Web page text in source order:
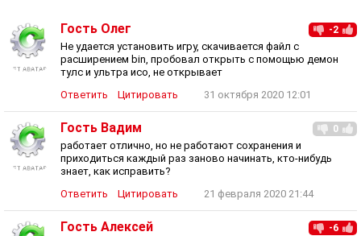
-2
Гость Олег
Не удается установить игру, скачивается файл с
расширением bin, пробовал открыть с помощью демон
тулс и ультра исо, не открывает
Ответить
Цитировать 31 октября 2020 12:01
0
Гость Вадим
работает отлично, но не работают сохранения и
приходиться каждый раз заново начинать, кто-нибудь
знает, как исправить?
Ответить
Цитировать 21 февраля 2020 21:44
-6
Гость Алексей